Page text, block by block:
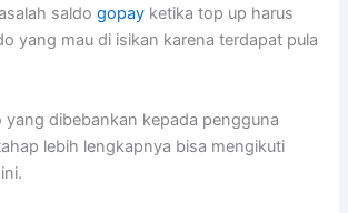
saldogopay ketika top up harus
yang mau di isikan karena terdapat pula
yang dibebankan kepada pengguna
lebih lengkapnya bisa mengikuti